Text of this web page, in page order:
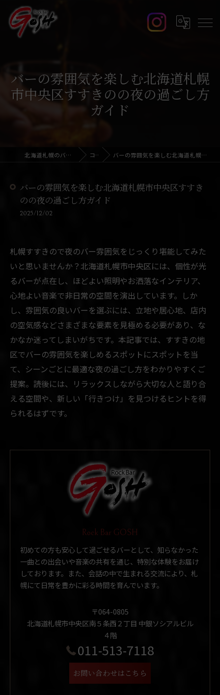
バーの雰囲気を楽しむ北海道札幌
市中央区すすきのの夜の過ごし方
ガイド
北海道札幌のバーならRock Bar GOSH コラム バーの雰囲気を楽しむ北海道札幌市中央区すすきのの夜の過ごし方ガイド
バーの雰囲気を楽しむ北海道札幌市中央区すすき
のの夜の過ごし方ガイド
2025/12/02
札幌すすきので夜のバー雰囲気をじっくり堪能してみた
いと思いませんか？北海道札幌市中央区には、個性が光
るバーが点在し、ほどよい照明やお洒落なインテリア、
心地よい音楽で非日常の空間を演出しています。しか
し、雰囲気の良いバーを選ぶには、立地や居心地、店内
の空気感などさまざまな要素を見極める必要があり、な
かなか迷ってしまいがちです。本記事では、すすきの地
区でバーの雰囲気を楽しめるスポットにスポットを当
て、シーンごとに最適な夜の過ごし方をわかりやすくご
提案。読後には、リラックスしながら大切な人と語り合
える空間や、新しい「行きつけ」を見つけるヒントを得
られるはずです。
Rock Bar GOSH
初めての方も安心して過ごせるバーとして、知らなかった
一曲との出会いや音楽の共有を通じ、特別な体験をお届け
しております。また、会話の中で生まれる交流により、札
幌にて日常を豊かに彩る時間を育んでいます。
〒064-0805
北海道札幌市中央区南５条西２丁目 中銀ソシアルビル
４階
011-513-7118
お問い合わせはこちら